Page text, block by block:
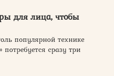
для лица, чтобы
популярной технике
потребуется сразу три